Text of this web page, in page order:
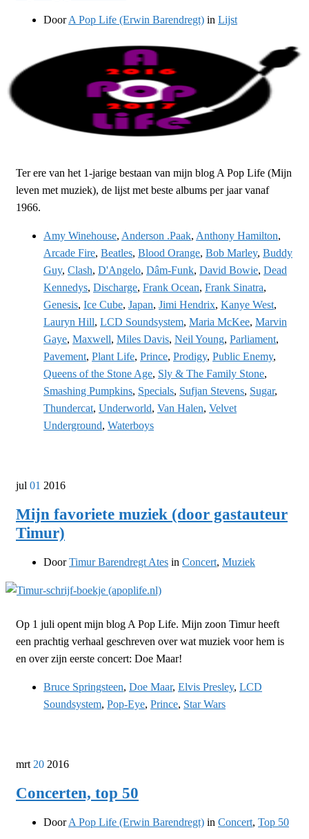
DoorA Pop Life (Erwin Barendregt) in Lijst
Ter ere van het 1-jarige bestaan van mijn blog A Pop Life (Mijn
leven met muziek), de lijst met beste albums per jaar vanaf
1966.
Amy Winehouse, Anderson .Paak, Anthony Hamilton,
Arcade Fire, Beatles, Blood Orange, Bob Marley, Buddy
Guy, Clash, D'Angelo, Dâm-Funk, David Bowie, Dead
Kennedys, Discharge, Frank Ocean, Frank Sinatra,
Genesis, Ice Cube, Japan, Jimi Hendrix, Kanye West,
Lauryn Hill, LCD Soundsystem, Maria McKee, Marvin
Gaye, Maxwell, Miles Davis, Neil Young, Parliament,
Pavement, Plant Life, Prince, Prodigy, Public Enemy,
Queens of the Stone Age, Sly & The Family Stone,
Smashing Pumpkins, Specials, Sufjan Stevens, Sugar,
Thundercat, Underworld, Van Halen, Velvet
Underground, Waterboys
jul 01 2016
Mijn favoriete muziek (door gastauteur
Timur)
DoorTimur Barendregt Ates in Concert, Muziek
Op 1 juli opent mijn blog A Pop Life. Mijn zoon Timur heeft
een prachtig verhaal geschreven over wat muziek voor hem is
en over zijn eerste concert: Doe Maar!
Bruce Springsteen, Doe Maar, Elvis Presley, LCD
Soundsystem, Pop-Eye, Prince, Star Wars
mrt 20 2016
Concerten, top 50
DoorA Pop Life (Erwin Barendregt) in Concert, Top 50